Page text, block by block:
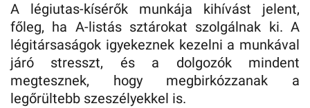
A légiutas-kísérők munkája kihívást jelent,
főleg, ha A-listás sztárokat szolgálnak ki. A
légitársaságok igyekeznek kezelni a munkával
járó stresszt, és a dolgozók mindent
megtesznek, hogy megbirkózzanak a
legőrültebb szeszélyekkel is.